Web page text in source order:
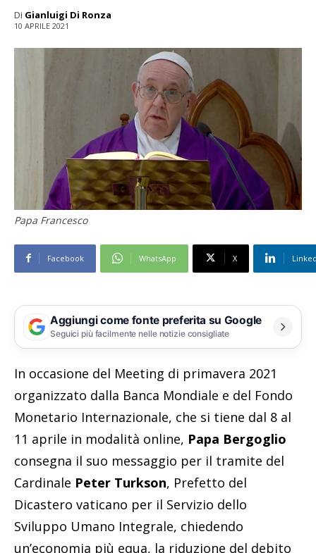
Di Gianluigi Di Ronza
10 APRILE 2021
Papa Francesco
Facebook WhatsApp X
Aggiungi come fonte preferita su Google
Seguici più facilmente nelle notizie consigliate
In occasione del Meeting di primavera 2021
organizzato dalla Banca Mondiale e del Fondo
Monetario Internazionale, che si tiene dal 8 al
11 aprile in modalità online, Papa Bergoglio
consegna il suo messaggio per il tramite del
Cardinale Peter Turkson, Prefetto del
Dicastero vaticano per il Servizio dello
Sviluppo Umano Integrale, chiedendo
un’economia più equa, la riduzione del debito